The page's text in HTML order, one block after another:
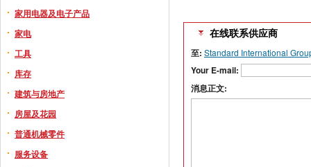
家用电器及电子产品
家电
工具
库存
建筑与房地产
房屋及花园
普通机械零件
服务设备
在线联系供应商
至: Standard International
Your E-mail:
消息正文: